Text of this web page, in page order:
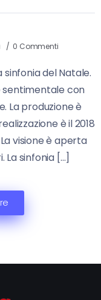
0 Commenti
del Natale.
sentimentale con
La produzione è
è il 2018
visione è aperta
La sinfonia […]